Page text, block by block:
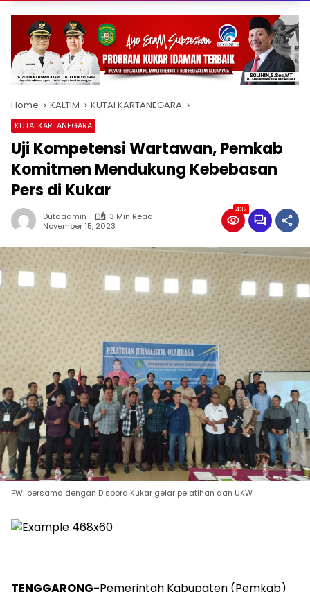
Home KALTIM KUTAI KARTANEGARA
KUTAI KARTANEGARA
Uji Kompetensi Wartawan, Pemkab
Komitmen Mendukung Kebebasan
Pers di Kukar
Dutaadmin
3 Min Read
November 15, 2023
432
PWI bersama dengan Dispora Kukar gelar pelatihan dan UKW
TENGGARONG-Pemerintah Kabupaten (Pemkab)